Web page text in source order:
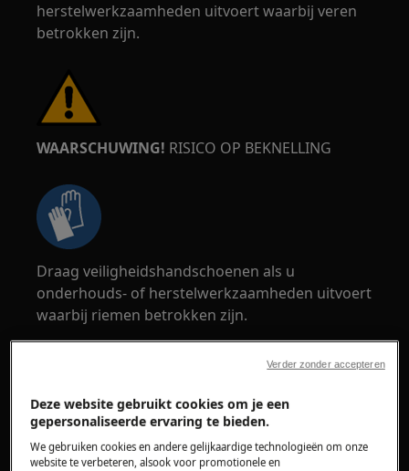
herstelwerkzaamheden uitvoert waarbij veren
betrokken zijn.
WAARSCHUWING! RISICO OP BEKNELLING
Draag veiligheidshandschoenen als u
onderhouds- of herstelwerkzaamheden uitvoert
waarbij riemen betrokken zijn.
WAARSCHUWING!
VERSTIKKINGSGEVAAR
Deze website gebruikt cookies om je een
gepersonaliseerde ervaring te bieden.
We gebruiken cookies en andere gelijkaardige technologieën om onze
website te verbeteren, alsook voor promotionele en
Verder zonder accepteren